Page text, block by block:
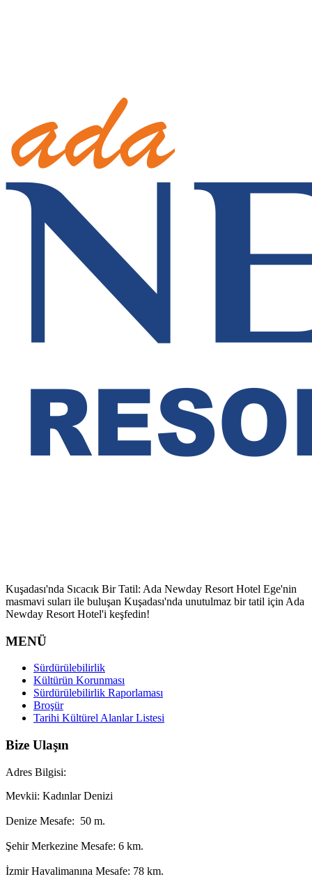
Kuşadası'nda Sıcacık Bir Tatil: Ada Newday Resort Hotel Ege'nin
masmavi suları ile buluşan Kuşadası'nda unutulmaz bir tatil için Ada
Newday Resort Hotel'i keşfedin!
MENÜ
Sürdürülebilirlik
Kültürün Korunması
Sürdürülebilirlik Raporlaması
Broşür
Tarihi Kültürel Alanlar Listesi
Bize Ulaşın
Adres Bilgisi:
Mevkii: Kadınlar Denizi
Denize Mesafe: 50 m.
Şehir Merkezine Mesafe: 6 km.
İzmir Havalimanına Mesafe: 78 km.